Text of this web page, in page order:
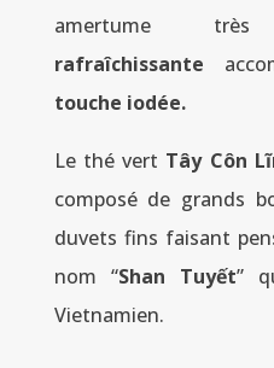
amertume
rafraîchissante
touche iodée.
Le thé vert Tây Côn
composé de grands
duvets fins faisant
nom “Shan Tuyết”
Vietnamien.